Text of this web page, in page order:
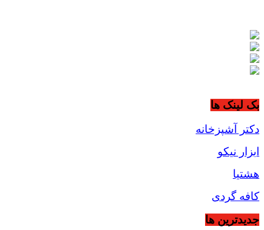
بک لینک ها
دکتر آشپزخانه
ابزار نیکو
هشتیا
کافه گردی
جديدترين ها